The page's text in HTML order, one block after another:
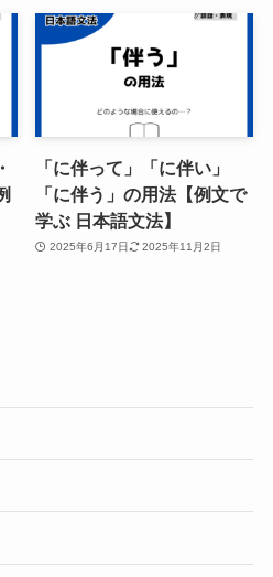
「に伴って」「に伴い」
「に伴う」の用法【例文で
学ぶ 日本語文法】
2025年6月17日 2025年11月2日